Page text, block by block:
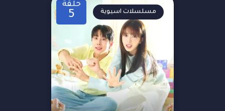
حلقة
5 مسلسلات اسيوية